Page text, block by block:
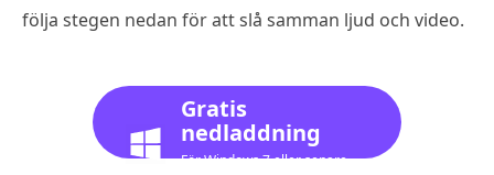
följa stegen nedan för att slå samman ljud och video.
Gratis
nedladdning
För Windows 7 eller senare